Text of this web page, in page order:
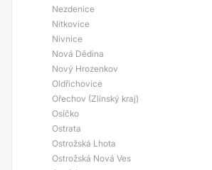
Nezdenice
Nítkovice
Nivnice
Nová Dědina
Nový Hrozenkov
Oldřichovice
Ořechov (Zlínský kraj)
Osíčko
Ostrata
Ostrožská Lhota
Ostrožská Nová Ves